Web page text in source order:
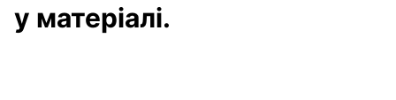
у матеріалі.